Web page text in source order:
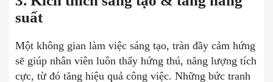
suất
Một không gian làm việc sáng tạo, tràn đầy cảm hứng
sẽ giúp nhân viên luôn thấy hứng thú, năng lượng tích
cực, từ đó tăng hiệu quả công việc. Những bức tranh